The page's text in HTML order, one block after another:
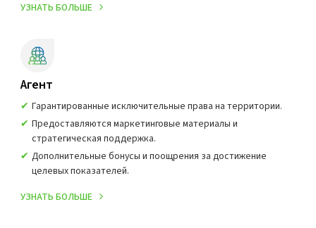
УЗНАТЬ БОЛЬШЕ
Агент
Гарантированные исключительные права на территории.
Предоставляются маркетинговые материалы и
стратегическая поддержка.
Дополнительные бонусы и поощрения за достижение
целевых показателей.
УЗНАТЬ БОЛЬШЕ